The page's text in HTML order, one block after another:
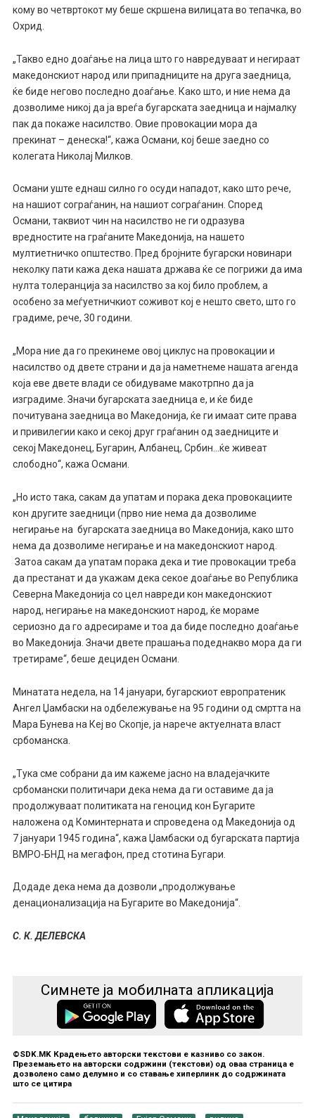
кому во четвртокот му беше скршена вилицата во тепачка, во
Охрид.
„Такво едно доаѓање на лица што го навредуваат и негираат
македонскиот народ или припадниците на друга заедница,
ќе биде негово последно доаѓање. Како што, и ние нема да
дозволиме никој да ја вреѓа бугарската заедница и најмалку
пак да покаже насилство. Овие провокации мора да
прекинат – денеска!“, кажа Османи, кој беше заедно со
колегата Николај Милков.
Османи уште еднаш силно го осуди нападот, како што рече,
на нашиот сограѓанин, на нашиот сограѓанин. Според
Османи, таквиот чин на насилство не ги одразува
вредностите на граѓаните Македонија, на нашето
мултиетничко општество. Пред бројните бугарски новинари
неколку пати кажа дека нашата држава ќе се погрижи да има
нулта толеранција за насилство за кој било проблем, а
особено за меѓуетничкиот соживот кој е нешто свето, што го
градиме, рече, 30 години.
„Мора ние да го прекинеме овој циклус на провокации и
насилство од двете страни и да ја наметнеме нашата агенда
која еве двете влади се обидуваме макотрпно да ја
изградиме. Значи бугарската заедница е, и ќе биде
почитувана заедница во Македонија, ќе ги имаат сите права
и привилегии како и секој друг граѓанин од заедниците и
секој Македонец, Бугарин, Албанец, Србин…ќе живеат
слободно“, кажа Османи.
„Но исто така, сакам да упатам и порака дека провокациите
кон другите заедници (прво ние нема да дозволиме
негирање на бугарската заедница во Македонија, како што
нема да дозволиме негирање и на македонскиот народ.
Затоа сакам да упатам порака дека и тие провокации треба
да престанат и да укажам дека секое доаѓање во Република
Северна Македонија со цел навреди кон македонскиот
народ, негирање на македонскиот народ, ќе мораме
сериозно да го адресираме и тоа да биде последно доаѓање
во Македонија. Значи двете прашања подеднакво мора да ги
третираме“, беше дециден Османи.
Минатата недела, на 14 јануари, бугарскиот европратеник
Ангел Џамбаски на одбележување на 95 години од смртта на
Мара Бунева на Кеј во Скопје, ја нарече актуелната власт
србоманска.
„Тука сме собрани да им кажеме јасно на владејачките
србомански политичари дека нема да ги оставиме да ја
продолжуваат политиката на геноцид кон Бугарите
наложена од Коминтерната и спроведена од Македонија од
7 јануари 1945 година“, кажа Џамбаски од бугарската партија
ВМРО-БНД на мегафон, пред стотина Бугари.
Додаде дека нема да дозволи „продолжување
денационализација на Бугарите во Македонија“.
С. К. ДЕЛЕВСКА
Симнете ја мобилната апликација
©SDK.MK Крадењето авторски текстови е казниво со закон.
Преземањето на авторски содржини (текстови) од оваа страница е
дозволено само делумно и со ставање хиперлинк до содржината
што се цитира